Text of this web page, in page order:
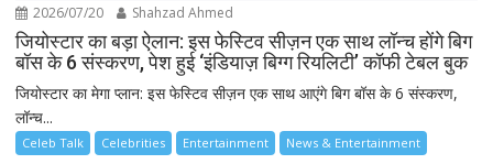
2026/07/20 Shahzad Ahmed
जियोस्टार का बड़ा ऐलान: इस फेस्टिव सीज़न एक साथ लॉन्च होंगे बिग
बॉस के 6 संस्करण, पेश हुई ‘इंडियाज़ बिग्ग रियलिटी’ कॉफी टेबल बुक
जियोस्टार का मेगा प्लान: इस फेस्टिव सीज़न एक साथ आएंगे बिग बॉस के 6 संस्करण,
लॉन्च...
Celeb Talk Celebrities Entertainment News & Entertainment